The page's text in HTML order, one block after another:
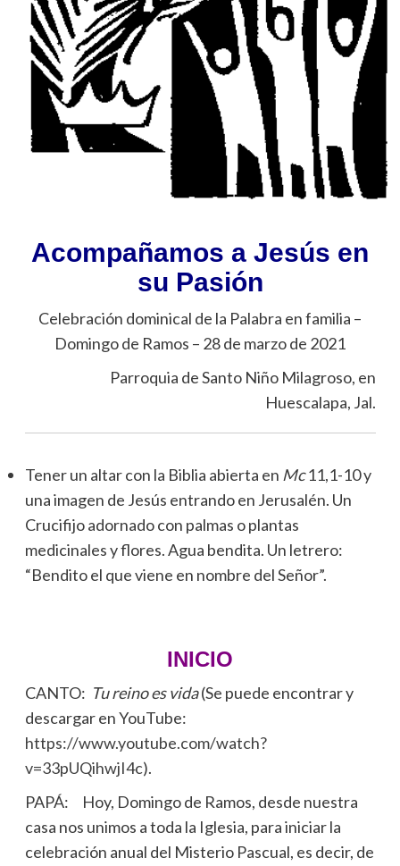
Acompañamos a Jesús en
su Pasión
Celebración dominical de la Palabra en familia –
Domingo de Ramos – 28 de marzo de 2021
Parroquia de Santo Niño Milagroso, en
Huescalapa, Jal.
Tener un altar con la Biblia abierta en Mc11,1-10 y
una imagen de Jesús entrando en Jerusalén. Un
Crucifijo adornado con palmas o plantas
medicinales y flores. Agua bendita. Un letrero:
“Bendito el que viene en nombre del Señor”.
INICIO
CANTO: Tu reino es vida(Se puede encontrar y
descargar en YouTube:
https://www.youtube.com/watch?
v=33pUQihwjI4c).
PAPÁ: Hoy, Domingo de Ramos, desde nuestra
casa nos unimos a toda la Iglesia, para iniciar la
celebración anual del Misterio Pascual, es decir, de